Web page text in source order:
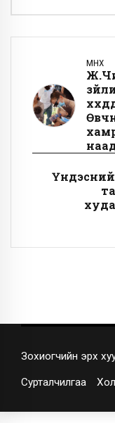
ӨМНӨХ
Зохиогчийн эрх
Сурталчилгаа